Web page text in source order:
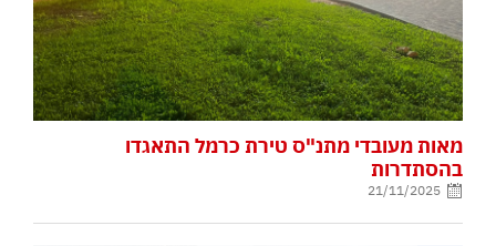
מאות מעובדי מתנ"ס טירת כרמל התאגדו
בהסתדרות
21/11/2025